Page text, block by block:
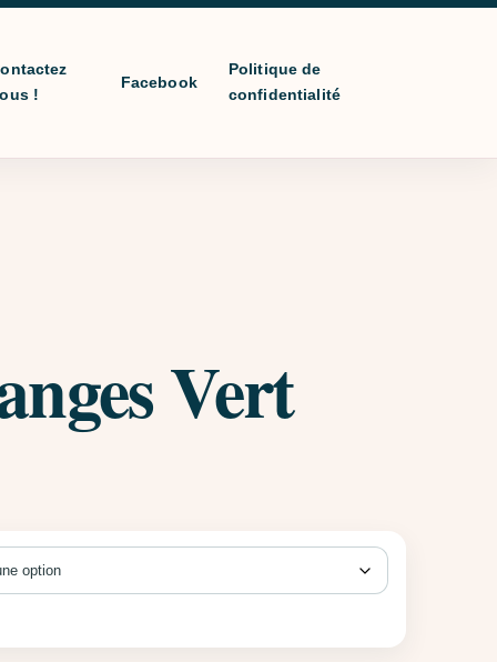
!
Facebook
Politique de
confidentialité
Vert
: €10,00 à €20,00